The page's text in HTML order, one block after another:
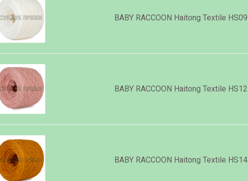
BABY RACCOON Haitong Textile HS09
BABY RACCOON Haitong Textile HS12
BABY RACCOON Haitong Textile HS14